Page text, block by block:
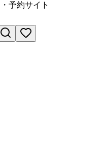
予約サイト